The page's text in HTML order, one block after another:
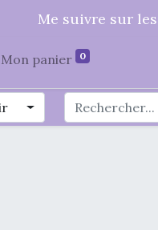
Me suivre sur
Mon panier 0